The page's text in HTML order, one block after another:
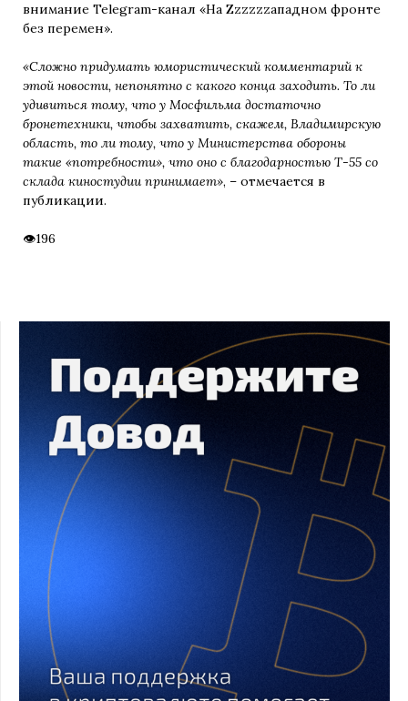
внимание Telegram-канал «На Zzzzzzападном фронте
без перемен».
«Сложно придумать юмористический комментарий к
этой новости, непонятно с какого конца заходить. То ли
удивиться тому, что у Мосфильма достаточно
бронетехники, чтобы захватить, скажем, Владимирскую
область, то ли тому, что у Министерства обороны
такие «потребности», что оно с благодарностью Т-55 со
склада киностудии принимает», – отмечается в
публикации.
196